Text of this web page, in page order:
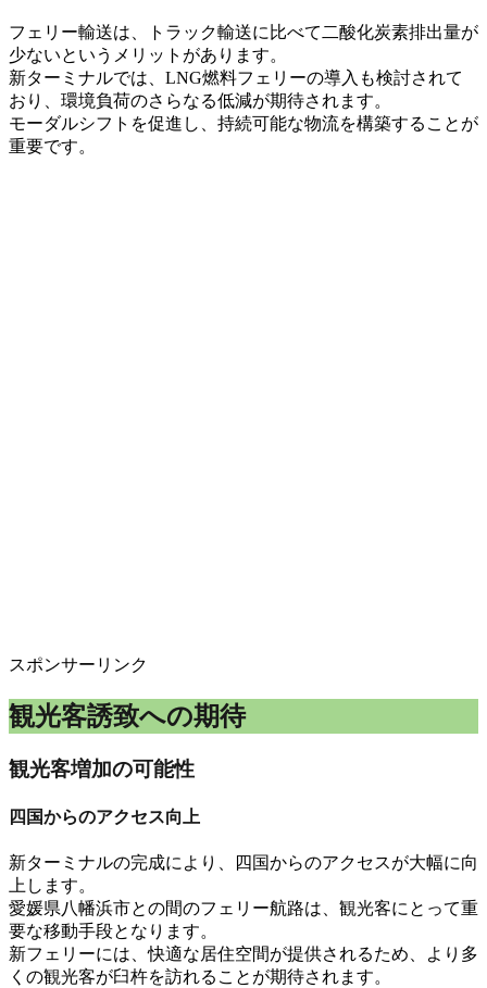
フェリー輸送は、
トラック輸送に比べて二酸化炭素排出量が
少ないというメリットがあります。
新ターミナルでは、 LNG燃料フェリーの導入も検討されて
おり
環境負荷のさらなる低減が期待されます。
モーダルシフトを促進し、 持続可能な物流を構築することが
重要です。
スポンサーリンク
観光客誘致への期待
観光客増加の可能性
四国からのアクセス向上
新ターミナルの完成により、 四国からのアクセスが大幅に向
上します。
愛媛県八幡浜市との間のフェリー航路は、 観光客にとって重
要な移動手段となります。
新フェリーには、快適な居住空間が提供されるため
より多
くの観光客が臼杵を訪れることが期待されます。